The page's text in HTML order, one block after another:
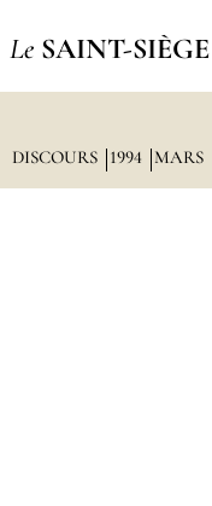
Le SAINT-SIÈGE
DISCOURS 1994 MARS